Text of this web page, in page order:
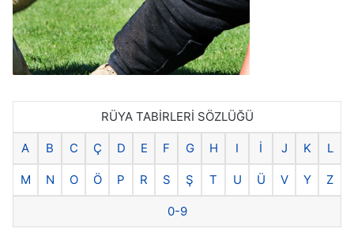
RÜYA TABİRLERİ SÖZLÜĞÜ
A B C Ç D E F G H I İ J K L
M N O Ö P R S Ş T U Ü V Y Z
0-9